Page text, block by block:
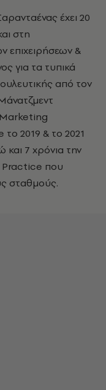
έχει 20
στη
επιχειρήσεων &
για τα τυπικά
από τον
2019 & το 2021
και 7 χρόνια την
Practice που
σταθμούς.